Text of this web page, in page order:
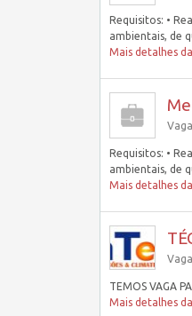
Requisitos: •
ambientais, de
Mais detalhes
Requisitos: •
ambientais, de
Mais detalhes
TEMOS VAGA
Mais detalhes